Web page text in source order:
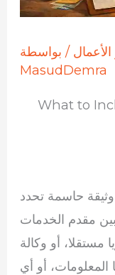
/ بواسطة
MasudDemra
What to
وثيقة حاسمة تحدد
مقدم الخدمات
مستقلا، أو وكالة
أو أي